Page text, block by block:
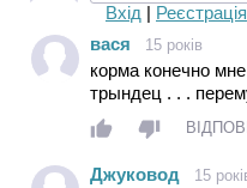
Вхід | Реєстрація
вася 15 років
корма конечно
трындец . . .
Джуковод 15